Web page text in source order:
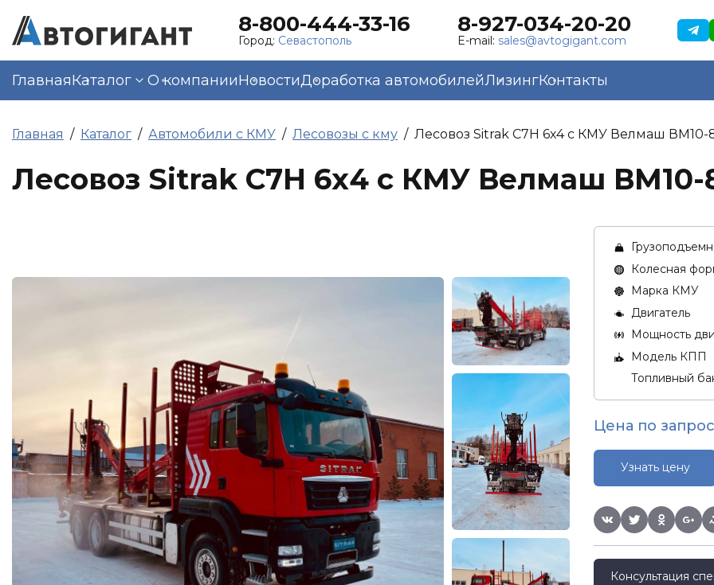
8-800-444-33-16
Город: Севастополь
8-927-034-20-20
E-mail: sales@avtogigant.com
ГлавнаяКаталог О компанииНовостиДоработка автомобилейЛизингКонтакты
Главная Каталог Автомобили с КМУ Лесовозы с кму Лесовоз Sitrak C7H 6х4 с КМУ Велмаш ВМ10-
Лесовоз Sitrak C7H 6х4 с КМУ Велмаш ВМ10-
Колесная
Марка КМУ
Двигатель
Мощность
Модель КПП
Топливный
Цена по
Узнать цену
Консультация